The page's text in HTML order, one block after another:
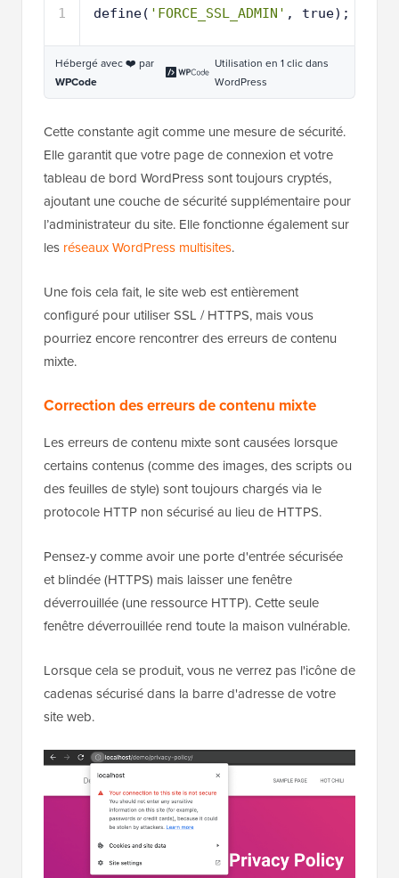
1 define( 'FORCE_SSL_ADMIN' , true);
Hébergé avec ❤️ par
WPCode
Utilisation en 1 clic dans
WordPress
Cette constante agit comme une mesure de sécurité.
Elle garantit que votre page de connexion et votre
tableau de bord WordPress sont toujours cryptés,
ajoutant une couche de sécurité supplémentaire pour
l’administrateur du site. Elle fonctionne également sur
les réseaux WordPress multisites.
Une fois cela fait, le site web est entièrement
configuré pour utiliser SSL / HTTPS, mais vous
pourriez encore rencontrer des erreurs de contenu
mixte.
Correction des erreurs de contenu mixte
Les erreurs de contenu mixte sont causées lorsque
certains contenus (comme des images, des scripts ou
des feuilles de style) sont toujours chargés via le
protocole HTTP non sécurisé au lieu de HTTPS.
Pensez-y comme avoir une porte d'entrée sécurisée
et blindée (HTTPS) mais laisser une fenêtre
déverrouillée (une ressource HTTP). Cette seule
fenêtre déverrouillée rend toute la maison vulnérable.
Lorsque cela se produit, vous ne verrez pas l'icône de
cadenas sécurisé dans la barre d'adresse de votre
site web.